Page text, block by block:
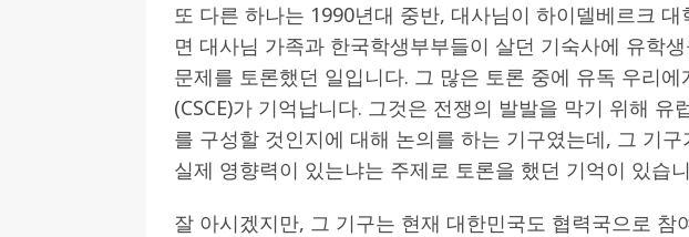
또 다른 하나는 1990년대 중반, 대사님이 하이델베르크
면 대사님 가족과 한국학생부부들이 살던 기숙사에 유학
문제를 토론했던 일입니다. 그 많은 토론 중에 유독 우리에
(CSCE)가 기억납니다. 그것은 전쟁의 발발을 막기 위해 유
를 구성할 것인지에 대해 논의를 하는 기구였는데, 그 기
실제 영향력이 있는냐는 주제로 토론을 했던 기억이 있습
잘 아시겠지만, 그 기구는 현재 대한민국도 협력국으로 참